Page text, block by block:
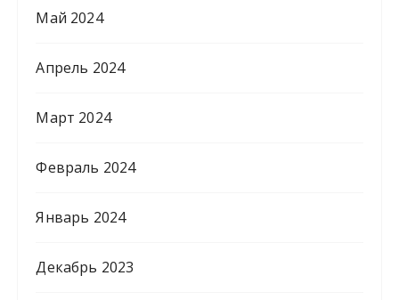
Май 2024
Апрель 2024
Март 2024
Февраль 2024
Январь 2024
Декабрь 2023